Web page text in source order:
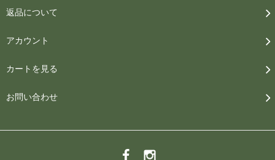
返品について
アカウント
カートを見る
お問い合わせ